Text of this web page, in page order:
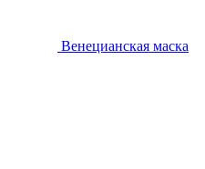
Венецианская маска